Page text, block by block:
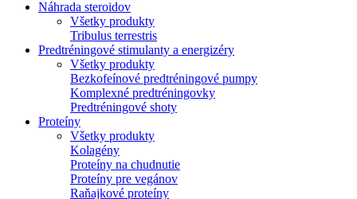
Náhrada steroidov
Všetky produkty
Tribulus terrestris
Predtréningové stimulanty a energizéry
Všetky produkty
Bezkofeínové predtréningové pumpy
Komplexné predtréningovky
Predtréningové shoty
Proteíny
Všetky produkty
Kolagény
Proteíny na chudnutie
Proteíny pre vegánov
Raňajkové proteíny